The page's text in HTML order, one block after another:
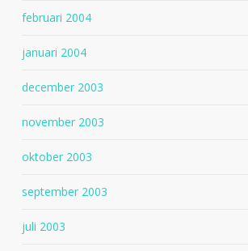
februari 2004
januari 2004
december 2003
november 2003
oktober 2003
september 2003
juli 2003